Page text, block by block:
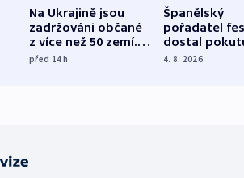
Na Ukrajině jsou
zadržováni občané
z více než 50 zemí.
Bojovali na straně
před 14h
Španělský
pořadatel
dostal
nekalé
4. 8. 2026